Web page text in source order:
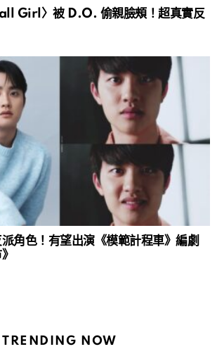
Girl〉被 D.O. 偷親臉頰！超真實反
角色！有望出演《模範計程車》編劇
TRENDING NOW